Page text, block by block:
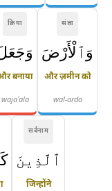
संज्ञा
وَٱلْأَرْضَ
और ज़मीन को
wal-arḍa
क्रिया
बनाया
wajaʿala
सर्वनाम
ٱلَّذِينَ
जिन्होंने